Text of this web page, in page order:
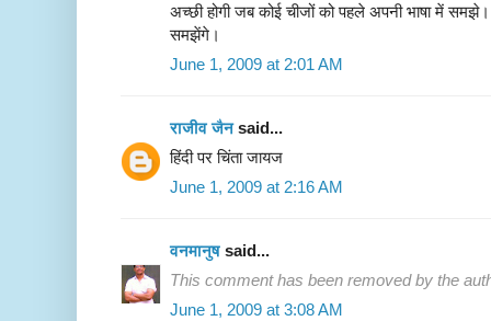
अच्छी होगी जब कोई चीजों को पहले अपनी भाषा में
समझेंगे।
June 1, 2009 at 2:01 AM
राजीव जैनsaid...
हिंदी पर चिंता जायज
June 1, 2009 at 2:16 AM
वनमानुष said...
This comment has been removed by the
June 1, 2009 at 3:08 AM